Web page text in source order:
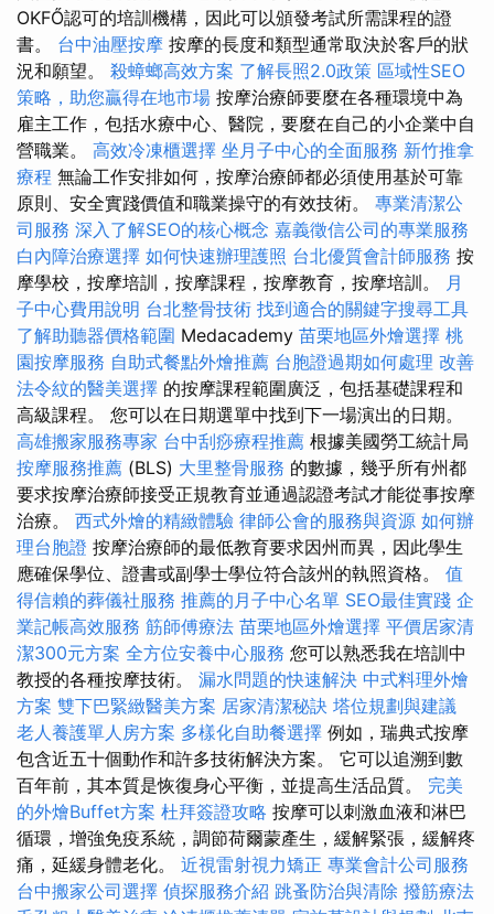
OKFŐ認可的培訓機構，因此可以頒發考試所需課程的證
書。 台中油壓按摩 按摩的長度和類型通常取決於客戶的狀
況和願望。 殺蟑螂高效方案 了解長照2.0政策 區域性SEO
策略，助您贏得在地市場 按摩治療師要麼在各種環境中為
雇主工作，包括水療中心、醫院，要麼在自己的小企業中自
營職業。 高效冷凍櫃選擇 坐月子中心的全面服務 新竹推拿
療程 無論工作安排如何，按摩治療師都必須使用基於可靠
原則、安全實踐價值和職業操守的有效技術。 專業清潔公
司服務 深入了解SEO的核心概念 嘉義徵信公司的專業服務
白內障治療選擇 如何快速辦理護照 台北優質會計師服務 按
摩學校，按摩培訓，按摩課程，按摩教育，按摩培訓。 月
子中心費用說明 台北整骨技術 找到適合的關鍵字搜尋工具
了解助聽器價格範圍 Medacademy 苗栗地區外燴選擇 桃
園按摩服務 自助式餐點外燴推薦 台胞證過期如何處理 改善
法令紋的醫美選擇 的按摩課程範圍廣泛，包括基礎課程和
高級課程。 您可以在日期選單中找到下一場演出的日期。
高雄搬家服務專家 台中刮痧療程推薦 根據美國勞工統計局
按摩服務推薦 (BLS) 大里整骨服務 的數據，幾乎所有州都
要求按摩治療師接受正規教育並通過認證考試才能從事按摩
治療。 西式外燴的精緻體驗 律師公會的服務與資源 如何辦
理台胞證 按摩治療師的最低教育要求因州而異，因此學生
應確保學位、證書或副學士學位符合該州的執照資格。 值
得信賴的葬儀社服務 推薦的月子中心名單 SEO最佳實踐 企
業記帳高效服務 筋師傅療法 苗栗地區外燴選擇 平價居家清
潔300元方案 全方位安養中心服務 您可以熟悉我在培訓中
教授的各種按摩技術。 漏水問題的快速解決 中式料理外燴
方案 雙下巴緊緻醫美方案 居家清潔秘訣 塔位規劃與建議
老人養護單人房方案 多樣化自助餐選擇 例如，瑞典式按摩
包含近五十個動作和許多技術解決方案。 它可以追溯到數
百年前，其本質是恢復身心平衡，並提高生活品質。 完美
的外燴Buffet方案 杜拜簽證攻略 按摩可以刺激血液和淋巴
循環，增強免疫系統，調節荷爾蒙產生，緩解緊張，緩解疼
痛，延緩身體老化。 近視雷射視力矯正 專業會計公司服務
台中搬家公司選擇 偵探服務介紹 跳蚤防治與清除 撥筋療法